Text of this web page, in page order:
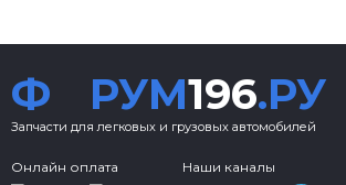
Ф РУМ196.РУ
Запчасти для легковых и грузовых автомобилей
Онлайн оплата Наши каналы